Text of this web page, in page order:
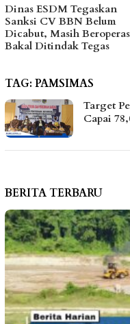
Abaikan Sanksi ESDM,
Galian C di Sungai
Terus Beroperasi
TAG: PAMSIMAS
Target
Capai
BERITA TERBARU